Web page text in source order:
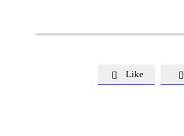
 Like 